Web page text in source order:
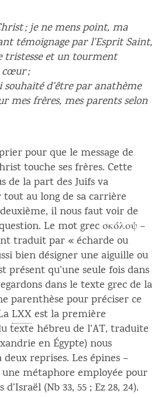
; je ne mens point, ma
témoignage par l’Esprit Saint,
tristesseet un tourment
;
souhaité d’être par anathème
mes frères, mes parents selon
pour que le message de
touche ses frères. Cette
de la part des Juifs va
au long de sa carrière
il nous faut voir de
Le mot grec σκόλοψ –
traduit par « écharde ou
bien désigner une aiguille ou
présent qu’une seule fois dans
dans le texte grec de la
parenthèse pour préciser ce
LXXest la première
texte hébreu de l’AT, traduite
en Égypte) nous
reprises. Les épines –
métaphore employée pour
(Nb 33, 55 ; Ez 28, 24).